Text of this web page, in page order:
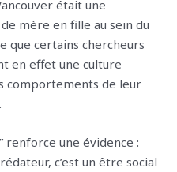
était une
mère en fille au sein du
que certains chercheurs
en effet une culture
comportements de leur
renforce une évidence :
c’est un être social